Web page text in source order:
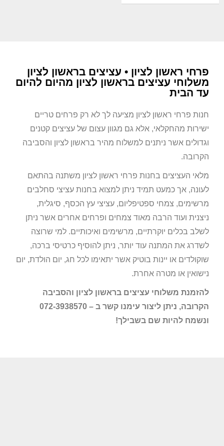
פרחי ראשון לציון • עציצים בראשון לציון
משלוחי עציצים בראשון לציון מהיום להיום​
עד הבית
חנות פרחי ראשון לציון מציעה לך לא רק פרחים טריים
ישירות מהחקלאי, אלא גם מגוון עצום של עציצים קטנים
וגדולים אשר ניתנים למשלוח מהיר בראשון לציון והסביבה
הקרובה.
מלאי העציצים בחנות פרחי ראשון לציון משתנה בהתאם
לעונה, אך כמעט תמיד ניתן למצוא בחנות עציצי סחלבים
מרשימים, צמחי ספטיפליום, עציצי עץ הכסף, סיגלית,
ניצנית ועוד הרבה מאוד צמחים ופרחים אחרים אשר ניתן
לשלב בכלים יוקרתיים, מרשימים ואיכותיים. למי שרוצה
לשדרג את המתנה עוד יותר, ניתן להוסיף כרטיסי ברכה,
שוקולדים או יינות בוטיק אשר יתאימו לכל חג, יום הולדת, יום
נישואין או מטרה אחרת.
להזמנת משלוחי עציצים בראשון לציון והסביבה
הקרובה, ניתן ליצור עימנו קשר ב – 072-3938570
ונשמח להיות שם בשבילך!